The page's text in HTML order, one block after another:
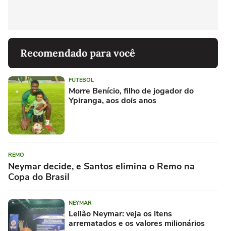
Recomendado para você
FUTEBOL
Morre Benício, filho de jogador do
Ypiranga, aos dois anos
REMO
Neymar decide, e Santos elimina o Remo na
Copa do Brasil
NEYMAR
Leilão Neymar: veja os itens
arrematados e os valores milionários